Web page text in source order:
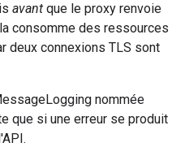
avant que le proxy renvoie
consomme des ressources
deux connexions TLS sont
nommée
que si une erreur se produit